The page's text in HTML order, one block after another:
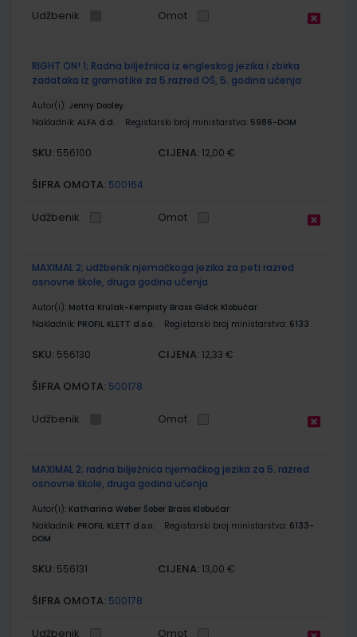
Udžbenik Omot
RIGHT ON! 1; Radna bilježnica iz engleskog jezika i zbirka
zadataka iz gramatike za 5.razred OŠ, 5. godina učenja
Autor(i): Jenny Dooley
Nakladnik: ALFA d.d. Registarski broj ministarstva: 5986-DOM
SKU: 556100 CIJENA: 12,00 €
ŠIFRA OMOTA: 500164
Udžbenik Omot
MAXIMAL 2; udžbenik njemačkoga jezika za peti razred
osnovne škole, druga godina učenja
Autor(i): Motta Krulak-Kempisty Brass Glđck Klobučar
Nakladnik: PROFIL KLETT d.o.o. Registarski broj ministarstva: 6133
SKU: 556130 CIJENA: 12,33 €
ŠIFRA OMOTA: 500178
Udžbenik Omot
MAXIMAL 2; radna bilježnica njemačkog jezika za 5. razred
osnovne škole, druga godina učenja
Autor(i): Katharina Weber Šober Brass Klobučar
Nakladnik: PROFIL KLETT d.o.o. Registarski broj ministarstva: 6133-
DOM
SKU: 556131 CIJENA: 13,00 €
ŠIFRA OMOTA: 500178
Udžbenik Omot